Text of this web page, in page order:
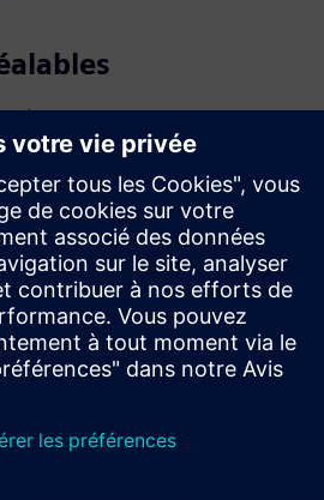
(prise en charge limitée pour
8)
— 7200 tr/min
requise pour la gestion des
I3 (ou équivalent) 32 bits ou 64
de 1280x1024